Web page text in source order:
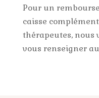
Pour un
caisse
thérapeutes, nous
vous renseigner